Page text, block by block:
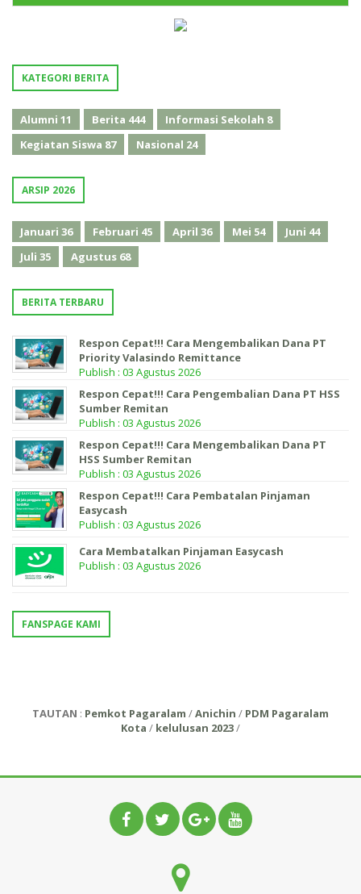
KATEGORI BERITA
Alumni 11 Berita 444 Informasi Sekolah 8
Kegiatan Siswa 87 Nasional 24
ARSIP 2026
Januari 36 Februari 45 April 36 Mei 54 Juni 44
Juli 35 Agustus 68
BERITA TERBARU
Respon Cepat!!! Cara Mengembalikan Dana PT
Priority Valasindo Remittance
Publish : 03 Agustus 2026
Respon Cepat!!! Cara Pengembalian Dana PT HSS
Sumber Remitan
Publish : 03 Agustus 2026
Respon Cepat!!! Cara Mengembalikan Dana PT
HSS Sumber Remitan
Publish : 03 Agustus 2026
Respon Cepat!!! Cara Pembatalan Pinjaman
Easycash
Publish : 03 Agustus 2026
Cara Membatalkan Pinjaman Easycash
Publish : 03 Agustus 2026
FANSPAGE KAMI
TAUTAN : Pemkot Pagaralam /Anichin / PDM Pagaralam
Kota / kelulusan 2023/